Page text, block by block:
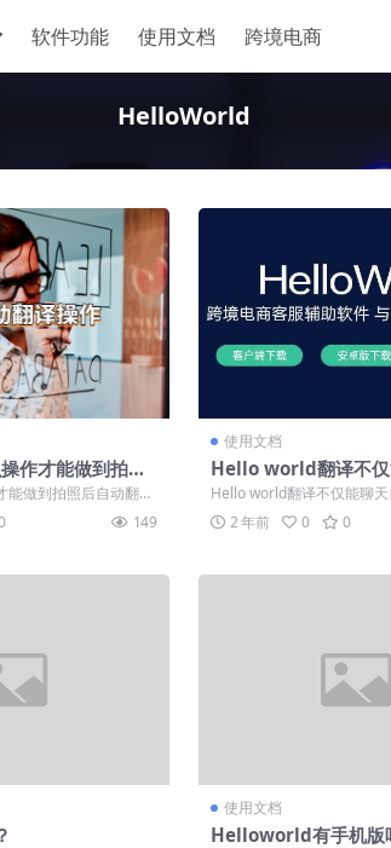
软件功能 使用文档 跨境电商
HelloWorld
作才能做到拍照
能做到拍照后自动翻
英语，导致...
149
使用文档
Hello world翻译不仅
译，还支持应用多开
Hello world翻译不仅能聊
持应用多开非常方便！ 应用
2 年前 0 0
使用文档
Helloworld有手机版